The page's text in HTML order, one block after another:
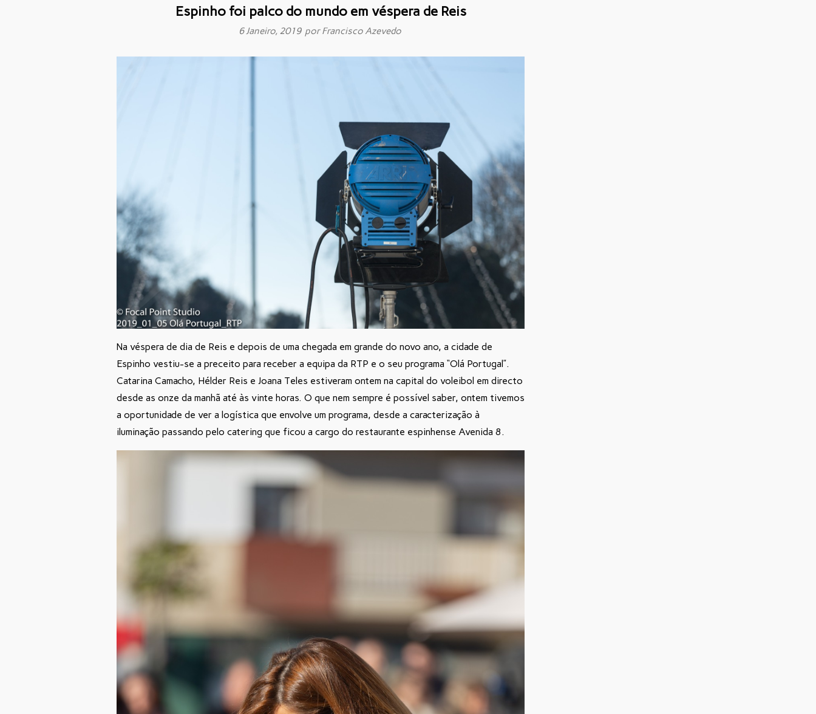
Espinho foi palco do mundo em véspera de Reis
6 Janeiro, 2019 porFrancisco Azevedo
Na véspera de dia de Reis e depois de uma chegada em grande do novo ano, a cidade de
Espinho vestiu-se a preceito para receber a equipa da RTP e o seu programa “Olá Portugal”.
Catarina Camacho, Hélder Reis e Joana Teles estiveram ontem na capital do voleibol em directo
desde as onze da manhã até às vinte horas. O que nem sempre é possível saber, ontem tivemos
a oportunidade de ver a logística que envolve um programa, desde a caracterização à
iluminação passando pelo catering que ficou a cargo do restaurante espinhense Avenida 8.